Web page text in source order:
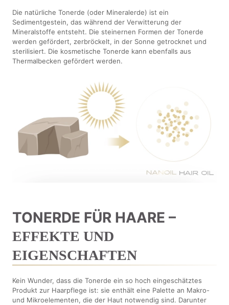
Die natürliche Tonerde (oder Mineralerde) ist ein
Sedimentgestein, das während der Verwitterung der
Mineralstoffe entsteht. Die steinernen Formen der Tonerde
werden gefördert, zerbröckelt, in der Sonne getrocknet und
sterilisiert. Die kosmetische Tonerde kann ebenfalls aus
Thermalbecken gefördert werden.
TONERDE FÜR HAARE –
EFFEKTE UND
EIGENSCHAFTEN
Kein Wunder, dass die Tonerde ein so hoch eingeschätztes
Produkt zur Haarpflege ist: sie enthält eine Palette an Makro-
und Mikroelementen, die der Haut notwendig sind. Darunter